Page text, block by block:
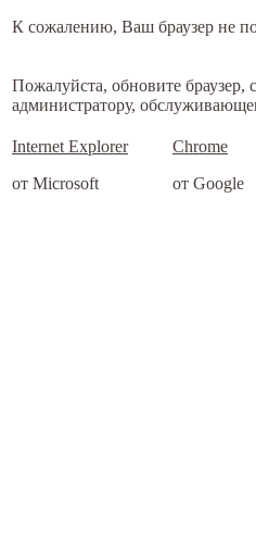
К сожалению, Ваш браузер не
Пожалуйста, обновите браузер,
администратору,
Internet Explorer
от Microsoft
Chrome
от Google